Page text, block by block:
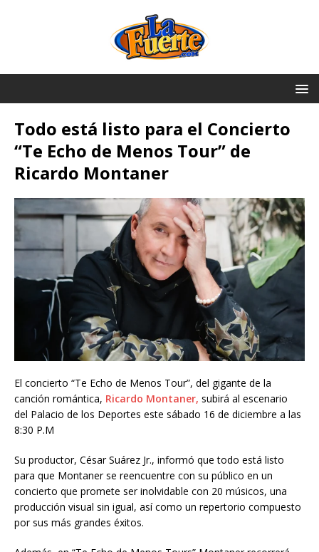
Todo está listo para el Concierto
“Te Echo de Menos Tour” de
Ricardo Montaner
El concierto “Te Echo de Menos Tour”, del gigante de la
canción romántica, Ricardo Montaner, subirá al escenario
del Palacio de los Deportes este sábado 16 de diciembre a las
8:30 P.M
Su productor, César Suárez Jr., informó que todo está listo
para que Montaner se reencuentre con su público en un
concierto que promete ser inolvidable con 20 músicos, una
producción visual sin igual, así como un repertorio compuesto
por sus más grandes éxitos.